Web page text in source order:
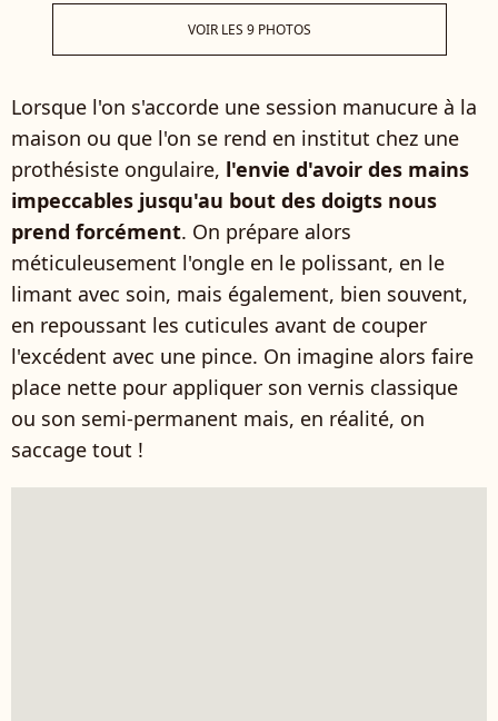
VOIR LES 9 PHOTOS
Lorsque l'on s'accorde une session manucure à la
maison ou que l'on se rend en institut chez une
prothésiste ongulaire, l'envie d'avoir des mains
impeccables jusqu'au bout des doigts nous
prend forcément. On prépare alors
méticuleusement l'ongle en le polissant, en le
limant avec soin, mais également, bien souvent,
en repoussant les cuticules avant de couper
l'excédent avec une pince. On imagine alors faire
place nette pour appliquer son vernis classique
ou son semi-permanent mais, en réalité, on
saccage tout !